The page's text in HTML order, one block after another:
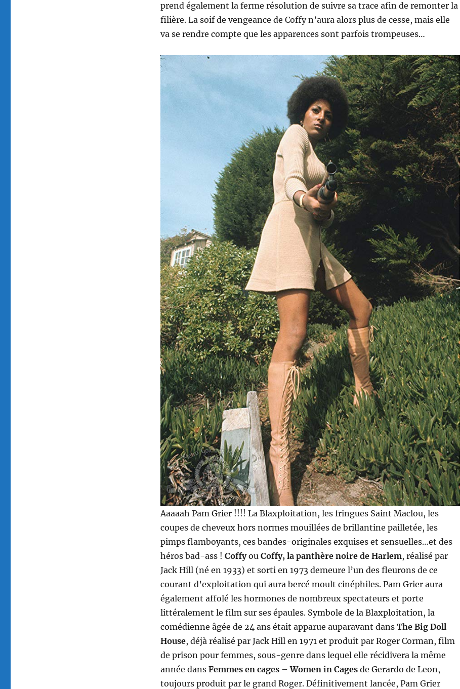
prend également la ferme résolution de suivre sa trace afin de remonter la
filière. La soif de vengeance de Coffy n’aura alors plus de cesse, mais elle
va se rendre compte que les apparences sont parfois trompeuses…
Aaaaah Pam Grier !!!! La Blaxploitation, les fringues Saint Maclou, les
coupes de cheveux hors normes mouillées de brillantine pailletée, les
pimps flamboyants, ces bandes-originales exquises et sensuelles…et des
héros bad-ass ! Coffyou Coffy, la panthère noire de Harlem, réalisé par
Jack Hill (né en 1933) et sorti en 1973 demeure l’un des fleurons de ce
courant d’exploitation qui aura bercé moult cinéphiles. Pam Grier aura
également affolé les hormones de nombreux spectateurs et porte
littéralement le film sur ses épaules. Symbole de la Blaxploitation, la
comédienne âgée de 24 ans était apparue auparavant dans The Big Doll
House, déjà réalisé par Jack Hill en 1971 et produit par Roger Corman, film
de prison pour femmes, sous-genre dans lequel elle récidivera la même
année dans Femmes en cages–Women in Cagesde Gerardo de Leon,
toujours produit par le grand Roger. Définitivement lancée, Pam Grier